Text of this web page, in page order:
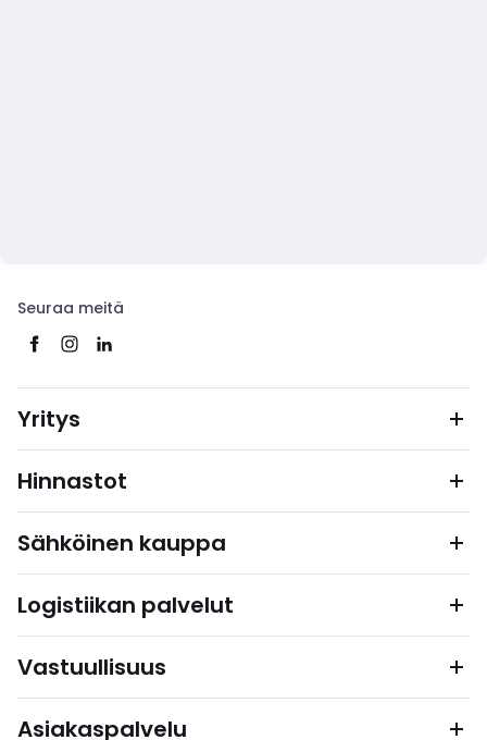
Seuraa meitä
Yritys
Hinnastot
Sähköinen kauppa
Logistiikan palvelut
Vastuullisuus
Asiakaspalvelu